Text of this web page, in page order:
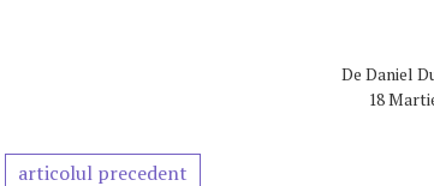
De Daniel
18
articolul precedent